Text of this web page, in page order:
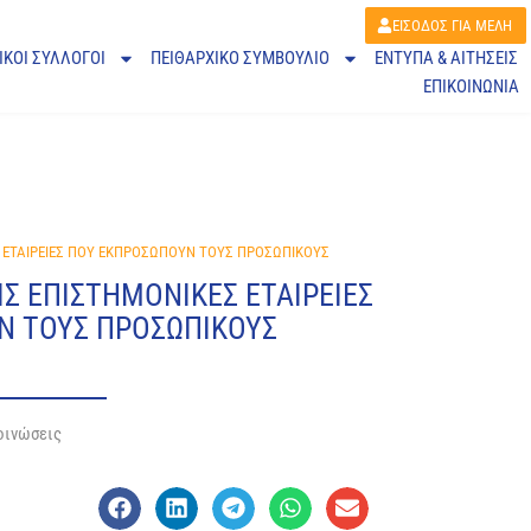
ΕΙΣΟΔΟΣ ΓΙΑ ΜΕΛΗ
ΣΥΛΛΟΓΟΙ ΠΕΙΘΑΡΧΙΚΌ ΣΥΜΒΟΎΛΙΟ
ΕΝΤΥΠΑ & ΑΙΤΗΣΕΙΣ
ΕΠΙΚΟΙΝΩΝΙΑ
ΠΟΥ ΕΚΠΡΟΣΩΠΟΥΝ ΤΟΥΣ ΠΡΟΣΩΠΙΚΟΥΣ
ΕΠΙΣΤΗΜΟΝΙΚΕΣ ΕΤΑΙΡΕΙΕΣ
ΤΟΥΣ ΠΡΟΣΩΠΙΚΟΥΣ